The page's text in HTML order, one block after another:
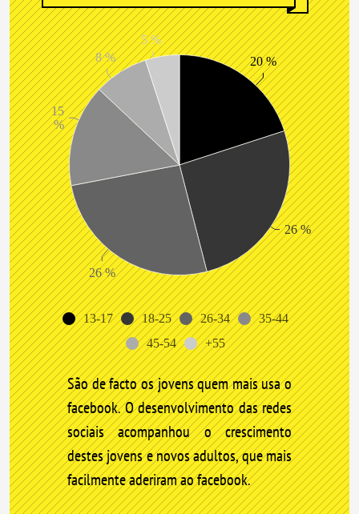
13-17 18-25 26-34
35-44
45-54
+55
20 %
26 %
26 %
15
%
8 %
5 %
São de facto os jovens quem mais usa o
facebook. O desenvolvimento das redes
sociais acompanhou o crescimento
destes jovens e novos adultos, que mais
facilmente aderiram ao facebook.